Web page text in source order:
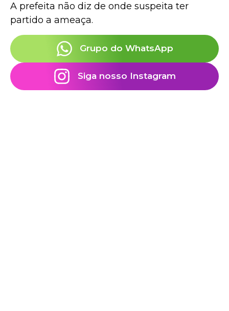
A prefeita não diz de onde suspeita ter
partido a ameaça.
Grupo do WhatsApp
Siga nosso Instagram